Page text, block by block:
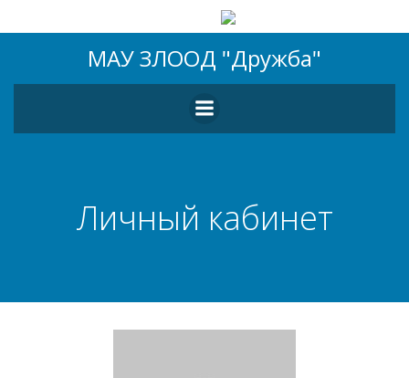
к
содержимому
МАУ ЗЛООД "Дружба"
Личный кабинет